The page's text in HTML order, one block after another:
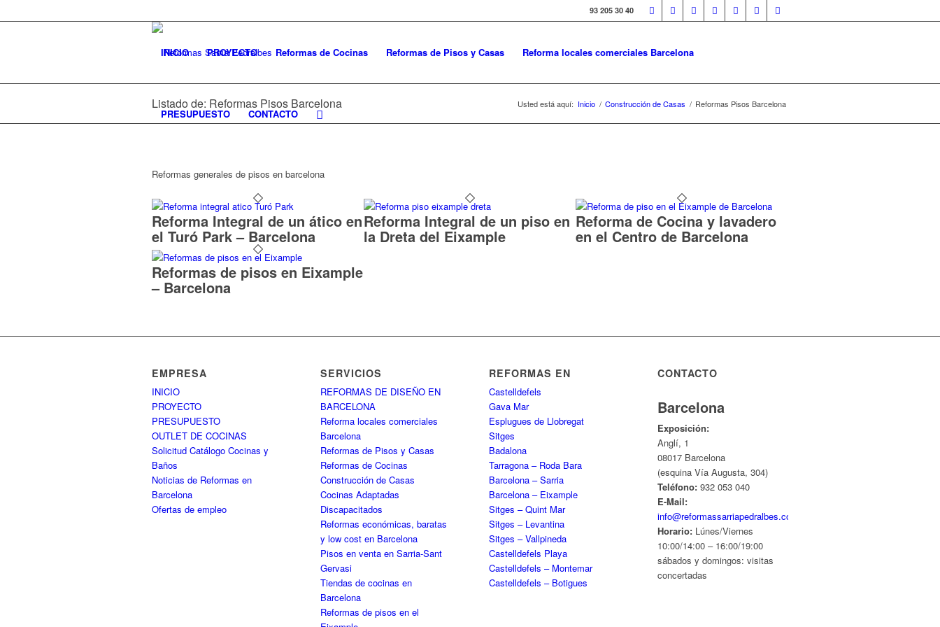
93 205 30 40
INICIO PROYECTO Reformas de Cocinas Reformas de Pisos y Casas Reforma locales comerciales Barcelona
PRESUPUESTO CONTACTO
Listado de: Reformas Pisos Barcelona Usted está aquí: Inicio / Construcción de Casas / Reformas Pisos Barcelona
Reformas generales de pisos en barcelona
Reforma Integral de un ático en
el Turó Park – Barcelona
Reforma Integral de un piso en
la Dreta del Eixample
Reforma de Cocina y lavadero
en el Centro de Barcelona
Reformas de pisos en Eixample
– Barcelona
EMPRESA
INICIO
PROYECTO
PRESUPUESTO
OUTLET DE COCINAS
Solicitud Catálogo Cocinas y
Baños
Noticias de Reformas en
Barcelona
Ofertas de empleo
SERVICIOS
REFORMAS DE DISEÑO EN
BARCELONA
Reforma locales comerciales
Barcelona
Reformas de Pisos y Casas
Reformas de Cocinas
Construcción de Casas
Cocinas Adaptadas
Discapacitados
Reformas económicas, baratas
y low cost en Barcelona
Pisos en venta en Sarria-Sant
Gervasi
Tiendas de cocinas en
Barcelona
Reformas de pisos en el
REFORMAS EN
Castelldefels
Gava Mar
Esplugues de Llobregat
Sitges
Badalona
Tarragona – Roda Bara
Barcelona – Sarria
Barcelona – Eixample
Sitges – Quint Mar
Sitges – Levantina
Sitges – Vallpineda
Castelldefels Playa
Castelldefels – Montemar
Castelldefels – Botigues
CONTACTO
Barcelona
Exposición:
Anglí, 1
08017 Barcelona
(esquina Vía Augusta, 304)
Teléfono: 932 053 040
E-Mail:
info@reformassarriapedralbes.com
Horario: Lúnes/Viernes
10:00/14:00 – 16:00/19:00
sábados y domingos: visitas
concertadas